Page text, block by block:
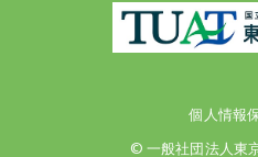
個人情報
© 一般社団法人東